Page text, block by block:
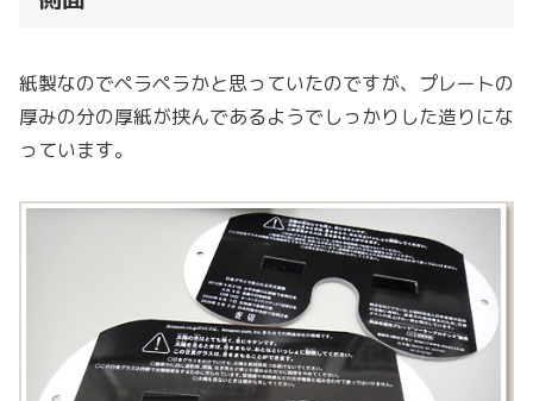
紙製なのでペラペラかと思っていたのですが、プレートの
厚みの分の厚紙が挟んであるようでしっかりした造りにな
っています。